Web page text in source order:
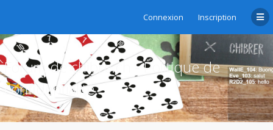
Connexion Inscription
Forum de chibre.ch - Politique de
confidentialité